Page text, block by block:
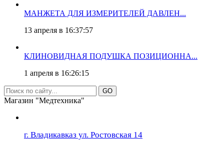
МАНЖЕТА ДЛЯ ИЗМЕРИТЕЛЕЙ ДАВЛЕН...
13 апреля в 16:37:57
КЛИНОВИДНАЯ ПОДУШКА ПОЗИЦИОННА...
1 апреля в 16:26:15
GO
Магазин "Медтехника"
г. Владикавказ ул. Ростовская 14